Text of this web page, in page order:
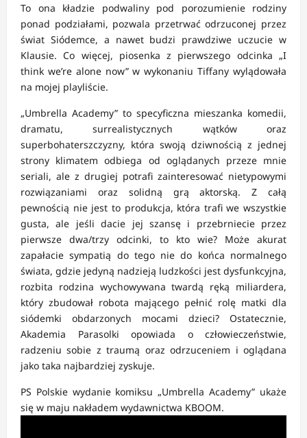
To ona kładzie podwaliny pod porozumienie rodziny
ponad podziałami, pozwala przetrwać odrzuconej przez
świat Siódemce, a nawet budzi prawdziwe uczucie w
Klausie. Co więcej, piosenka z pierwszego odcinka „I
think we’re alone now” w wykonaniu Tiffany wylądowała
na mojej playliście.
„Umbrella Academy” to specyficzna mieszanka komedii,
dramatu, surrealistycznych wątków oraz
superbohaterszczyzny, która swoją dziwnością z jednej
strony klimatem odbiega od oglądanych przeze mnie
seriali, ale z drugiej potrafi zainteresować nietypowymi
rozwiązaniami oraz solidną grą aktorską. Z całą
pewnością nie jest to produkcja, która trafi we wszystkie
gusta, ale jeśli dacie jej szansę i przebrniecie przez
pierwsze dwa/trzy odcinki, to kto wie? Może akurat
zapałacie sympatią do tego nie do końca normalnego
świata, gdzie jedyną nadzieją ludzkości jest dysfunkcyjna,
rozbita rodzina wychowywana twardą ręką miliardera,
który zbudował robota mającego pełnić rolę matki dla
siódemki obdarzonych mocami dzieci? Ostatecznie,
Akademia Parasolki opowiada o człowieczeństwie,
radzeniu sobie z traumą oraz odrzuceniem i oglądana
jako taka najbardziej zyskuje.
PS Polskie wydanie komiksu „Umbrella Academy” ukaże
się w maju nakładem wydawnictwa KBOOM.